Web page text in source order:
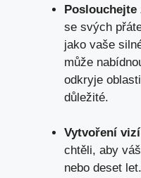
Poslouchejte
se svých
jako vaše
může
odkryje
důležité.
Vytvoření
chtěli, aby
nebo deset